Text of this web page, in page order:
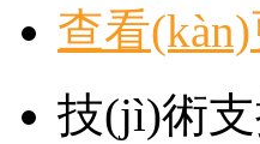
查看
技(jì)術